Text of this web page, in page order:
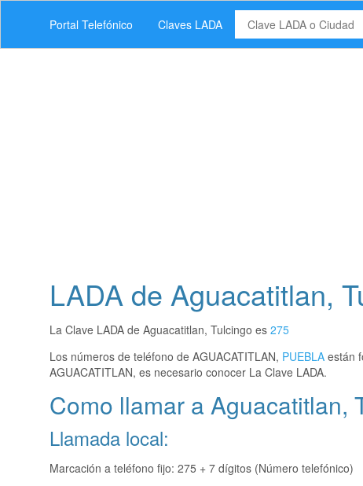
Portal Telefónico Claves LADA
LADA de Aguacatitlan,
La Clave LADA de Aguacatitlan, Tulcingo es 275
Los números de teléfono de AGUACATITLAN, PUEBLA están
AGUACATITLAN, es necesario conocer La Clave LADA.
Como llamar a Aguacatitlan,
Llamada local:
Marcación a teléfono fijo: 275 + 7 dígitos (Número telefónico)